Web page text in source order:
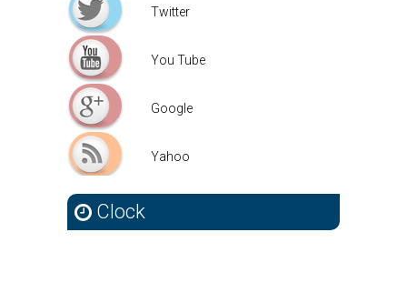
Twitter
Twitter
You Tube
You Tube
Google
Google
Yahoo
Yahoo
Clock